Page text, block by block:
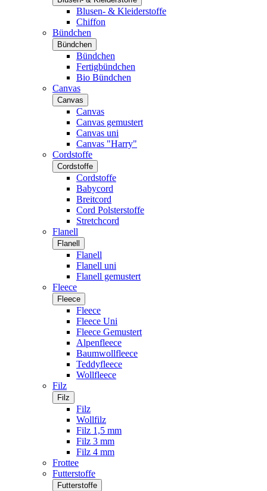
Blusen- & Kleiderstoffe
Chiffon
Bündchen
Bündchen
Bündchen
Fertigbündchen
Bio Bündchen
Canvas
Canvas
Canvas
Canvas gemustert
Canvas uni
Canvas "Harry"
Cordstoffe
Cordstoffe
Cordstoffe
Babycord
Breitcord
Cord Polsterstoffe
Stretchcord
Flanell
Flanell
Flanell
Flanell uni
Flanell gemustert
Fleece
Fleece
Fleece
Fleece Uni
Fleece Gemustert
Alpenfleece
Baumwollfleece
Teddyfleece
Wollfleece
Filz
Filz
Filz
Wollfilz
Filz 1,5 mm
Filz 3 mm
Filz 4 mm
Frottee
Futterstoffe
Futterstoffe